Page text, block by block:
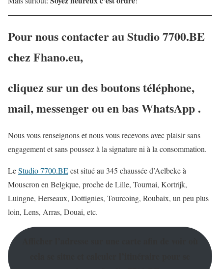
Pour nous contacter au Studio 7700.BE
chez Fhano.eu,
cliquez sur un des boutons téléphone,
mail, messenger ou en bas WhatsApp .
Nous vous renseignons et nous vous recevons avec plaisir sans
engagement et sans poussez à la signature ni à la consommation.
LeStudio 7700.BEest situé au 345 chaussée d’Aelbeke à
Mouscron en Belgique, proche de Lille, Tournai, Kortrijk,
Luingne, Herseaux, Dottignies, Tourcoing, Roubaix, un peu plus
loin, Lens, Arras, Douai, etc.